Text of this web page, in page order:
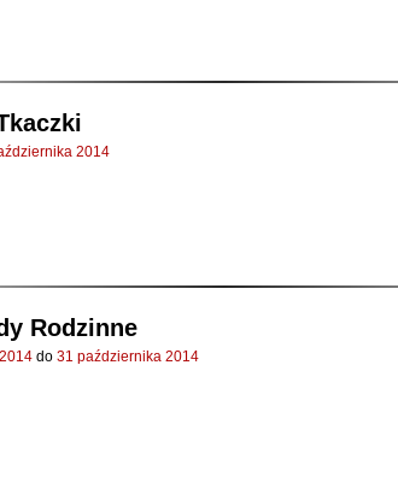
2014
Rodzinne
do 31 października 2014